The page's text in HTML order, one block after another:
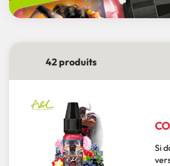
42 produits
Si